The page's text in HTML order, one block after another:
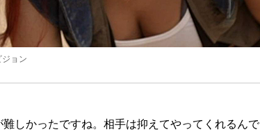
ョン
しかったですね。相手は抑えてやってくれるんで